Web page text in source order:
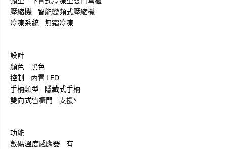
壓縮機 智能變頻式壓縮機
冷凍系統 無霜冷凍
設計
顏色 黑色
控制 內置 LED
手柄類型 隱藏式手柄
雙向式雪櫃門 支援*
功能
數碼溫度感應器 有